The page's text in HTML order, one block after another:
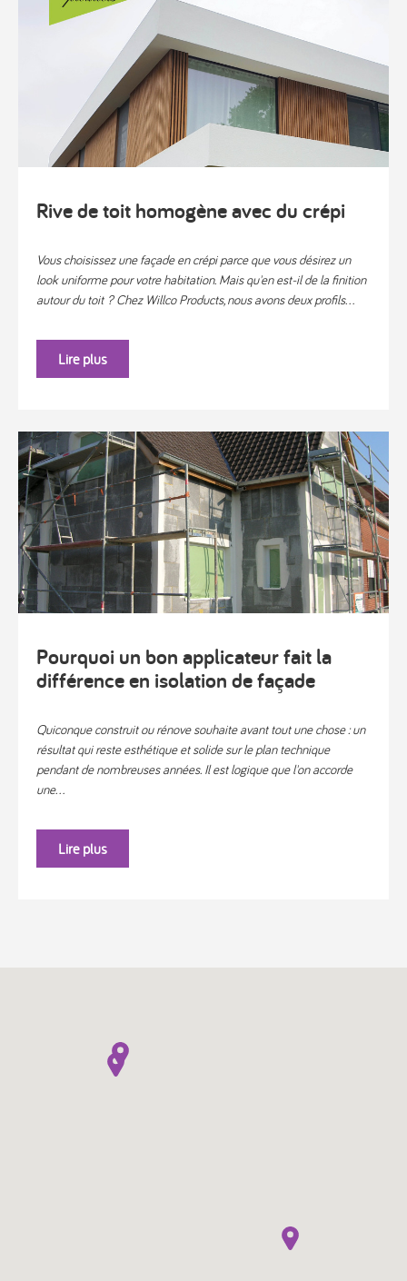
Rive de toit homogène avec du crépi
Vous choisissez une façade en crépi parce que vous désirez un
look uniforme pour votre habitation. Mais qu'en est-il de la finition
autour du toit ? Chez Willco Products, nous avons deux profils...
Lire plus
Pourquoi un bon applicateur fait la
différence en isolation de façade
Quiconque construit ou rénove souhaite avant tout une chose : un
résultat qui reste esthétique et solide sur le plan technique
pendant de nombreuses années. Il est logique que l'on accorde
une...
Lire plus